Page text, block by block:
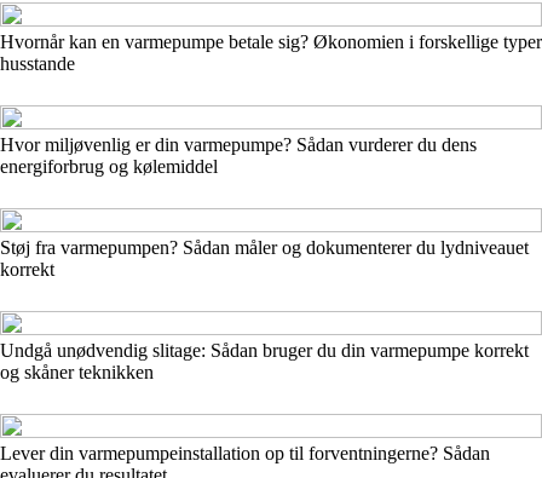
Hvornår kan en varmepumpe betale sig? Økonomien i forskellige typer
husstande
Hvor miljøvenlig er din varmepumpe? Sådan vurderer du dens
energiforbrug og kølemiddel
Støj fra varmepumpen? Sådan måler og dokumenterer du lydniveauet
korrekt
Undgå unødvendig slitage: Sådan bruger du din varmepumpe korrekt
og skåner teknikken
Lever din varmepumpeinstallation op til forventningerne? Sådan